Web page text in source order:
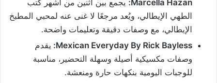
Marcella Hazan:
يجمع بين اثنين من أشهر كتب
الطهي الإيطالي، ويُعد مرجعًا لا غنى عنه لمحبي المطبخ
الإيطالي، مع وصفات دقيقة وتعليمات واضحة.
Mexican Everyday By Rick Bayless: يقدم
وصفات مكسيكية أصيلة وسهلة التحضير، مناسبة
للوجبات اليومية بنكهات حارة ومنعشة.